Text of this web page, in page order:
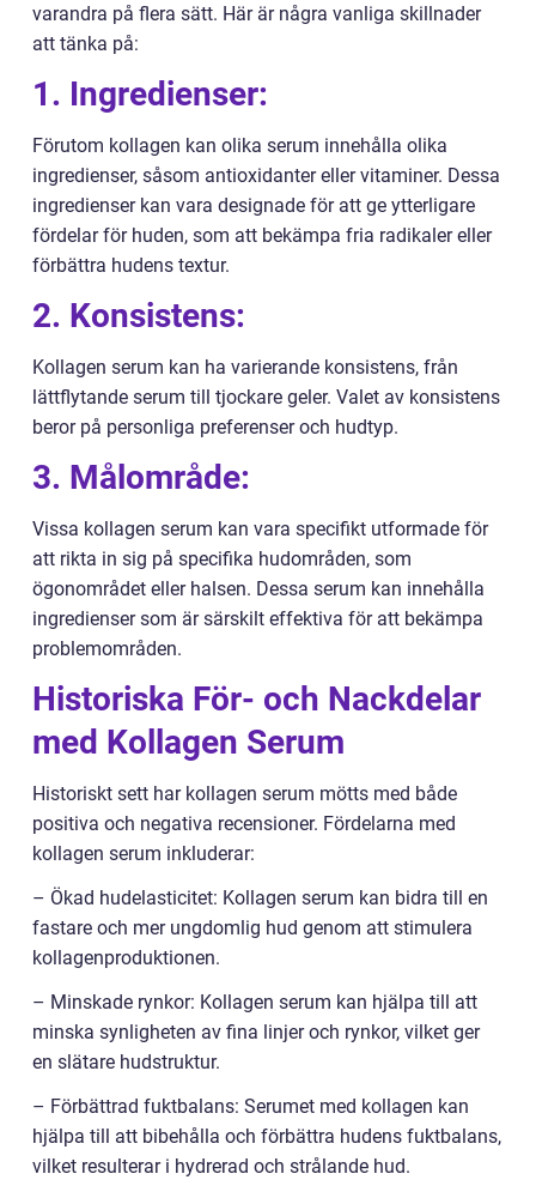
varandra på flera sätt. Här är några vanliga skillnader
att tänka på:
1. Ingredienser:
Förutom kollagen kan olika serum innehålla olika
ingredienser, såsom antioxidanter eller vitaminer. Dessa
ingredienser kan vara designade för att ge ytterligare
fördelar för huden, som att bekämpa fria radikaler eller
förbättra hudens textur.
2. Konsistens:
Kollagen serum kan ha varierande konsistens, från
lättflytande serum till tjockare geler. Valet av konsistens
beror på personliga preferenser och hudtyp.
3. Målområde:
Vissa kollagen serum kan vara specifikt utformade för
att rikta in sig på specifika hudområden, som
ögonområdet eller halsen. Dessa serum kan innehålla
ingredienser som är särskilt effektiva för att bekämpa
problemområden.
Historiska För- och Nackdelar
med Kollagen Serum
Historiskt sett har kollagen serum mötts med både
positiva och negativa recensioner. Fördelarna med
kollagen serum inkluderar:
– Ökad hudelasticitet: Kollagen serum kan bidra till en
fastare och mer ungdomlig hud genom att stimulera
kollagenproduktionen.
– Minskade rynkor: Kollagen serum kan hjälpa till att
minska synligheten av fina linjer och rynkor, vilket ger
en slätare hudstruktur.
– Förbättrad fuktbalans: Serumet med kollagen kan
hjälpa till att bibehålla och förbättra hudens fuktbalans,
vilket resulterar i hydrerad och strålande hud.